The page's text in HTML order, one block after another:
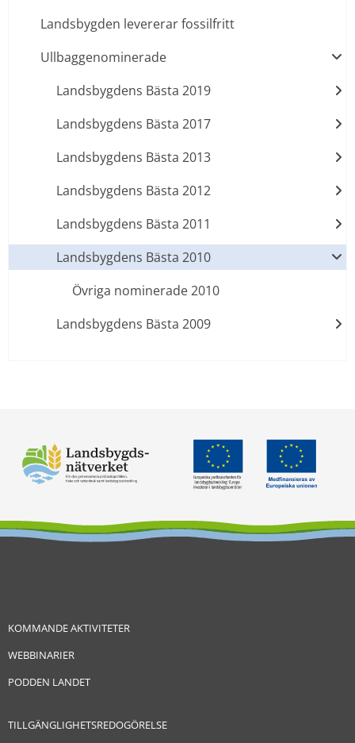
Landsbygden levererar fossilfritt
Ullbaggenominerade
Landsbygdens Bästa 2019
Landsbygdens Bästa 2017
Landsbygdens Bästa 2013
Landsbygdens Bästa 2012
Landsbygdens Bästa 2011
Landsbygdens Bästa 2010
Övriga nominerade 2010
Landsbygdens Bästa 2009
KOMMANDE AKTIVITETER
WEBBINARIER
PODDEN LANDET
TILLGÄNGLIGHETSREDOGÖRELSE